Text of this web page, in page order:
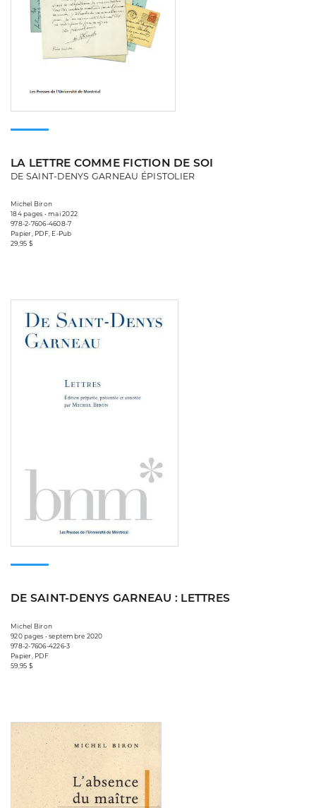
LA LETTRE COMME FICTION DE SOI
DE SAINT-DENYS GARNEAU ÉPISTOLIER
Michel Biron
184 pages • mai 2022
978-2-7606-4608-7
Papier, PDF, E-Pub
29,95 $
DE SAINT-DENYS GARNEAU : LETTRES
Michel Biron
920 pages • septembre 2020
978-2-7606-4226-3
Papier, PDF
59,95 $